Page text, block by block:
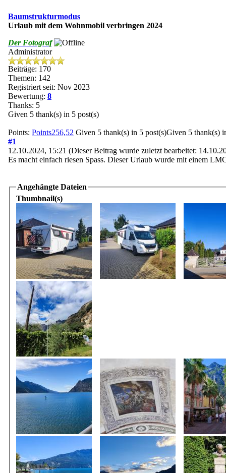
Baumstrukturmodus
Urlaub mit dem Wohnmobil verbringen 2024
Der Fotograf
Administrator
Beiträge: 170
Themen: 142
Registriert seit: Nov 2023
Bewertung: 8
Thanks: 5
Given 5 thank(s) in 5 post(s)
Points: Points256,52 Given 5 thank(s) in 5 post(s)Given 5 thank(s)
#1
12.10.2024, 15:21 (Dieser Beitrag wurde zuletzt bearbeitet:
Es macht einfach riesen Spass. Dieser Urlaub wurde mit einem
Angehängte Dateien
Thumbnail(s)